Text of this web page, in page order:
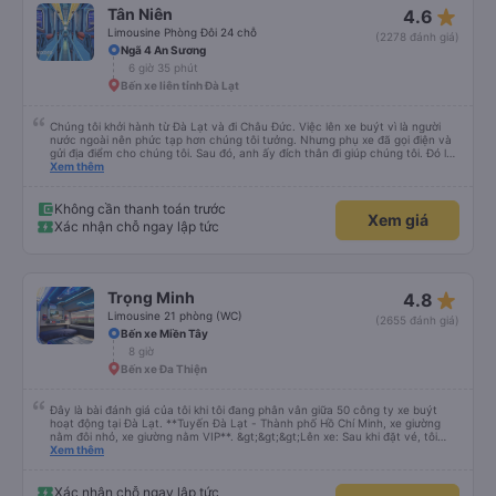
bạn khi đi
Tân Niên
Limousine Phòng Đôi 24 chỗ
4.6 star_rate
(2278 đánh giá)
Ngã 4 An Sương
6 giờ 35 phút
Bến xe liên tỉnh Đà Lạt
Chúng tôi khởi hành từ Đà Lạt và đi Châu Đức. Việc lên xe buýt vì là người
nước ngoài nên phức tạp hơn chúng tôi tưởng. Nhưng phụ xe đã gọi điện và
gửi địa điểm cho chúng tôi. Sau đó, anh ấy đích thân đi giúp chúng tôi. Đó là
lần đầu tiên đi xe giường nằm với hai đứa trẻ nhỏ khá thú vị. Chúng tôi không
điểm dừng, họ đánh thức chúng tôi dậy và đảm bảo chúng tôi đã sẵn sàng.
Nhìn chung, đó là một trải nghiệm tốt. Mỗi giường đều có gối và chăn, và đủ
chỗ cho 1 người lớn và 1 trẻ em nằm thoải mái.
Xem thêm
Không cần thanh toán trước
Xác nhận chỗ ngay lập tức
Xem giá
Trọng Minh
Limousine 21 phòng (WC)
4.8 star_rate
(2655 đánh giá)
Bến xe Miền Tây
8 giờ
Bến xe Đa Thiện
Đây là bài đánh giá của tôi khi tôi đang phân vân giữa 50 công ty xe buýt
hoạt động tại Đà Lạt. **Tuyến Đà Lạt - Thành phố Hồ Chí Minh, xe giường
nằm đôi nhỏ, xe giường nằm VIP**. &gt;&gt;&gt;Lên xe: Sau khi đặt vé, tôi
nhận được email yêu cầu số điện thoại/WhatsApp. Sau đó, vào ngày trước
cho biết địa điểm, biển số xe buýt và dặn tôi chụp ảnh khi đến nơi để tài xế
Xem thêm
Xác nhận chỗ ngay lập tức